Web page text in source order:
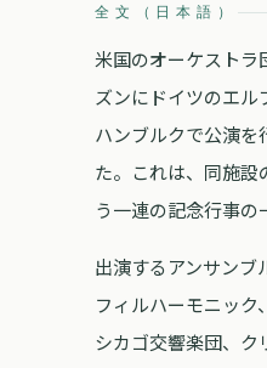
全文（日本語）
米国のオーケストラ
ズンにドイツのエル
ハンブルクで公演を
た。これは、同施設
う一連の記念行事の
出演するアンサンブ
フィルハーモニック
シカゴ交響楽団、ク